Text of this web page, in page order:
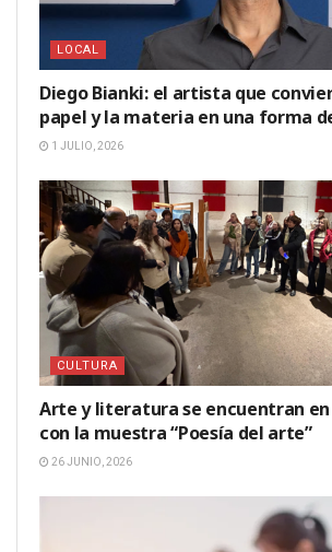
LOCAL
Diego Bianki: el artista que
papel y la materia en una forma
1 JULIO, 2026
CULTURA
Arte y literatura se encuentran en
con la muestra “Poesía del arte”
26 JUNIO, 2026